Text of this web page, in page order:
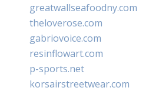
greatwallseafoodny.com
theloverose.com
gabriovoice.com
resinflowart.com
p-sports.net
korsairstreetwear.com